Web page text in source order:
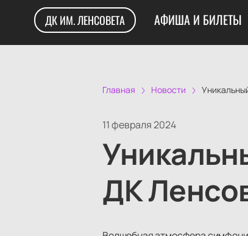
ДК ИМ. ЛЕНСОВЕТА АФИША И БИЛЕТЫ
Главная Новости
11 февраля 2024
ДК